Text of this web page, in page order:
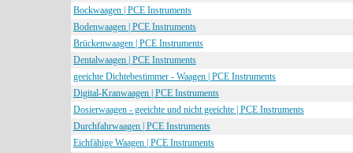
Bockwaagen | PCE Instruments
Bodenwaagen | PCE Instruments
Brückenwaagen | PCE Instruments
Dentalwaagen | PCE Instruments
geeichte Dichtebestimmer - Waagen | PCE Instruments
Digital-Kranwaagen | PCE Instruments
Dosierwaagen - geeichte und nicht geeichte | PCE Instruments
Durchfahrwaagen | PCE Instruments
Eichfähige Waagen | PCE Instruments